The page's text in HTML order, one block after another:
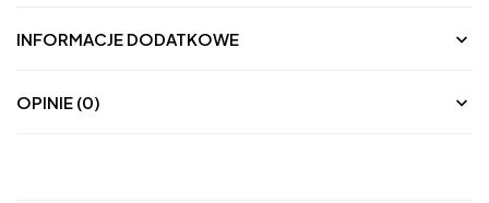
INFORMACJE DODATKOWE
OPINIE (0)